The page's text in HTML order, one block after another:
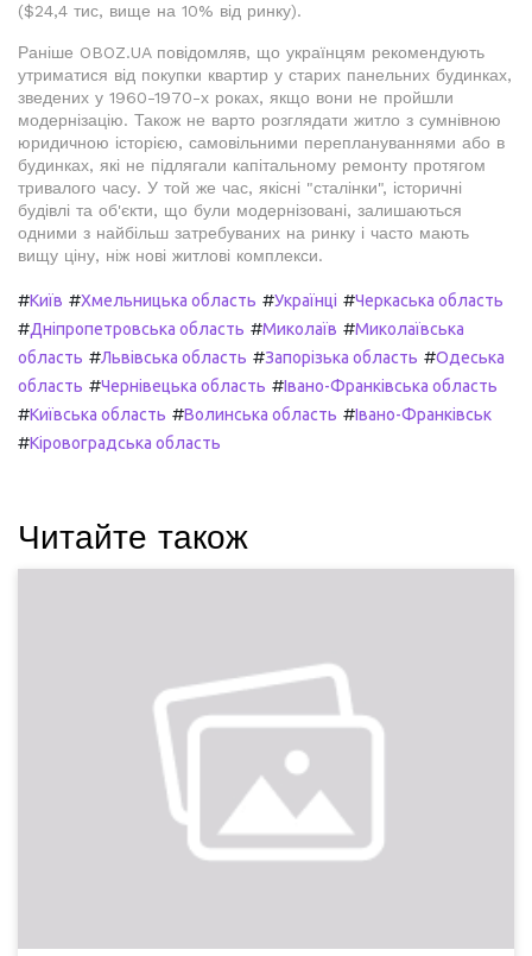
($24,4 тис, вище на 10% від ринку).
Раніше OBOZ.UA повідомляв, що українцям рекомендують
утриматися від покупки квартир у старих панельних будинках,
зведених у 1960-1970-х роках, якщо вони не пройшли
модернізацію. Також не варто розглядати житло з сумнівною
юридичною історією, самовільними переплануваннями або в
будинках, які не підлягали капітальному ремонту протягом
тривалого часу. У той же час, якісні "сталінки", історичні
будівлі та об'єкти, що були модернізовані, залишаються
одними з найбільш затребуваних на ринку і часто мають
вищу ціну, ніж нові житлові комплекси.
#Київ #Хмельницька область #Українці #Черкаська область
#Дніпропетровська область #Миколаїв #Миколаївська
область #Львівська область #Запорізька область #Одеська
область #Чернівецька область #Івано-Франківська область
#Київська область #Волинська область #Івано-Франківськ
#Кіровоградська область
Читайте також